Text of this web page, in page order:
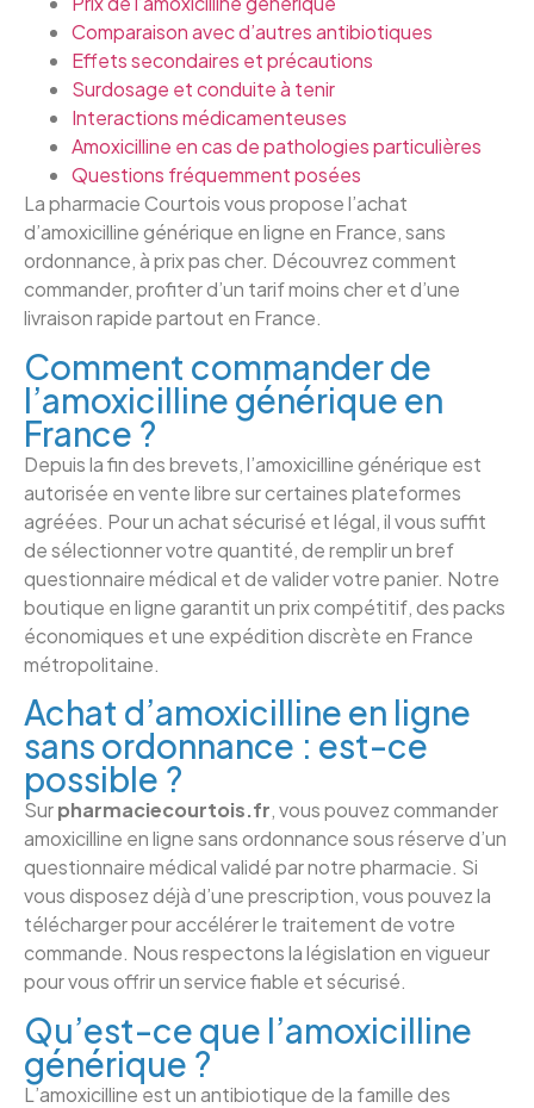
Comparaison avec d’autres antibiotiques
Effets secondaires et précautions
Surdosage et conduite à tenir
Interactions médicamenteuses
Amoxicilline en cas de pathologies particulières
Questions fréquemment posées
La pharmacie Courtois vous propose l’achat
d’amoxicilline générique en ligne en France, sans
ordonnance, à prix pas cher. Découvrez comment
commander, profiter d’un tarif moins cher et d’une
livraison rapide partout en France.
Comment commander de
l’amoxicilline générique en
France ?
Depuis la fin des brevets, l’amoxicilline générique est
autorisée en vente libre sur certaines plateformes
agréées. Pour un achat sécurisé et légal, il vous suffit
de sélectionner votre quantité, de remplir un bref
questionnaire médical et de valider votre panier. Notre
boutique en ligne garantit un prix compétitif, des packs
économiques et une expédition discrète en France
métropolitaine.
Achat d’amoxicilline en ligne
sans ordonnance : est-ce
possible ?
Surpharmaciecourtois.fr, vous pouvez commander
amoxicilline en ligne sans ordonnance sous réserve d’un
questionnaire médical validé par notre pharmacie. Si
vous disposez déjà d’une prescription, vous pouvez la
télécharger pour accélérer le traitement de votre
commande. Nous respectons la législation en vigueur
pour vous offrir un service fiable et sécurisé.
Qu’est-ce que l’amoxicilline
générique ?
L’amoxicilline est un antibiotique de la famille des